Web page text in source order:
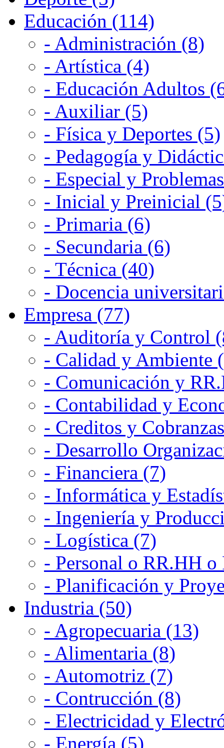
Educación (114)
- Administración (8)
- Artística (4)
- Educación Adultos
- Auxiliar (5)
- Física y Deportes (5)
- Pedagogía y
- Especial y
- Inicial y Preinicial
- Primaria (6)
- Secundaria (6)
- Técnica (40)
- Docencia
Empresa (77)
- Auditoría y Control
- Calidad y Ambiente
- Comunicación y
- Contabilidad y
- Creditos y
- Desarrollo
- Financiera (7)
- Informática y
- Ingeniería y
- Logística (7)
- Personal o RR.HH
- Planificación y
Industria (50)
- Agropecuaria (13)
- Alimentaria (8)
- Automotriz (7)
- Contrucción (8)
- Electricidad y
- Energía (5)